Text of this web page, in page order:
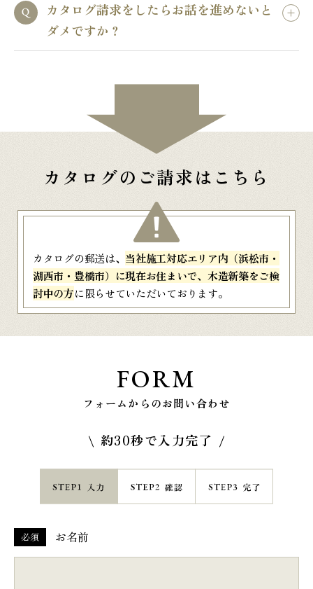
カタログ請求をしたらお話を進めないと
ダメですか？
カタログのご請求はこちら
カタログの郵送は、 当社施工対応エリア内（浜松市・
湖西市・豊橋市）に現在お住まいで、木造新築をご検
討中の方に限らせていただいております。
FORM
フォームからのお問い合わせ
約30秒で入力完了
必須 お名前